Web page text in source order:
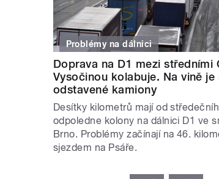
Problémy na dálnici
Doprava na D1 mezi středními
Vysočinou kolabuje. Na vině je
odstavené kamiony
Desítky kilometrů mají od
odpoledne kolony na dálnici D1 ve
Brno. Problémy začínají na 46.
sjezdem na Psáře.